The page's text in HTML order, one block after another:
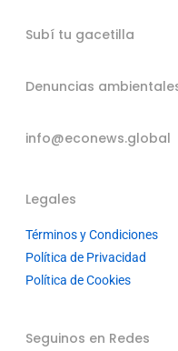
Subí tu gacetilla
Denuncias
info@econews.global
Legales
Términos y Condiciones
Política de Privacidad
Política de Cookies
Seguinos en Redes